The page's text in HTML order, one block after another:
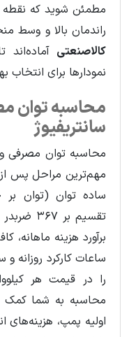
مطمئن شوید که نقطه
راندمان بالا و وسط
کالاصنعتی
نمودارها برای
محاسبه توان
سانتریفیوژ
محاسبه توان مصرفی و
مهم‌ترین مراحل پس
ساده توان (توان
تقسیم
برآورد هزینه
را در قیمت هر
محاسبه به شما کمک
اولیه پمپ، هزینه‌های